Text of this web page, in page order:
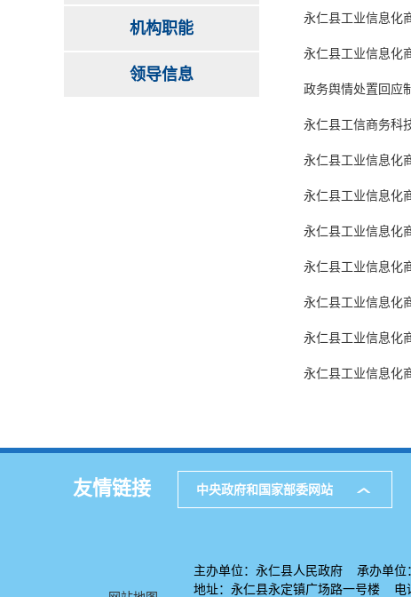
机构职能
领导信息
永仁县工业信息化
永仁县工业信息化
政务舆情处置回应
永仁县工信商务科
永仁县工业信息化
永仁县工业信息化
永仁县工业信息化
永仁县工业信息化
永仁县工业信息化
永仁县工业信息化
永仁县工业信息化
友情链接 中央政府和国家部委网站
主办单位：永仁县人民政府 承办单位
地址：永仁县永定镇广场路一号楼 电